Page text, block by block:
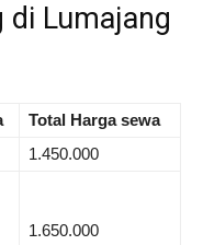
di Lumajang
Total Harga sewa
1.450.000
1.650.000